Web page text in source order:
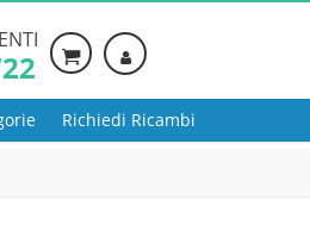
Richiedi Ricambi